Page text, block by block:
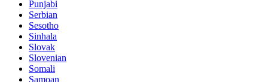
Punjabi
Serbian
Sesotho
Sinhala
Slovak
Slovenian
Somali
Samoan